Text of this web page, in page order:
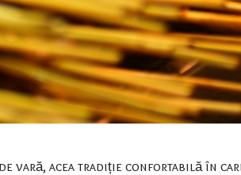
vară, acea tradiție confortabilă în